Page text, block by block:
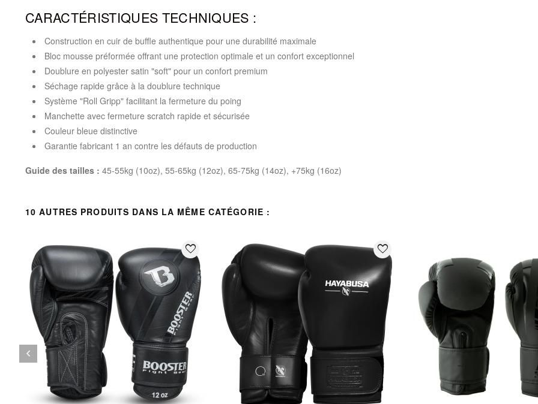
CARACTÉRISTIQUES TECHNIQUES :
Construction en cuir de buffle authentique pour une durabilité maximale
Bloc mousse préformée offrant une protection optimale et un confort exceptionnel
Doublure en polyester satin "soft" pour un confort premium
Séchage rapide grâce à la doublure technique
Système "Roll Gripp" facilitant la fermeture du poing
Manchette avec fermeture scratch rapide et sécurisée
Couleur bleue distinctive
Garantie fabricant 1 an contre les défauts de production
Guide des tailles : 45-55kg (10oz), 55-65kg (12oz), 65-75kg (14oz), +75kg (16oz)
10 AUTRES PRODUITS DANS LA MÊME CATÉGORIE :
favorite_border favorite_border
Précédent
keyboard_arrow_left